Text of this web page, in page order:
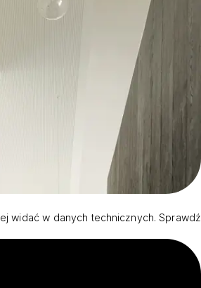
widać w danych technicznych. Sprawdź